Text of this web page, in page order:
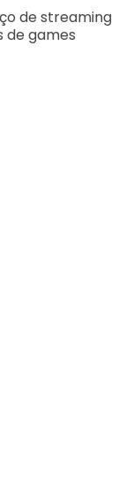
de streaming
de games